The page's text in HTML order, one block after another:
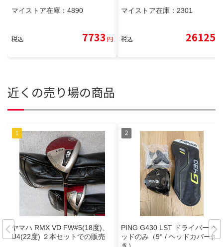
マイストア在庫： 4890
税込 7733 円
マイストア在庫： 2301
税込 26125
近くの売り場の商品
ヤマハ RMX VD FW#5(18度)、
U4(22度) ２本セットでの販売
PING G430 LST ドライバー ヘ
ッドのみ（9° / ヘッドカバー付